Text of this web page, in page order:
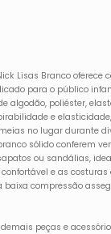
Lisas Branco oferece
para o público
algodão, poliéster,
e
no lugar durante
sólido conferem
ou sandálias,
e as
compressão
peças e